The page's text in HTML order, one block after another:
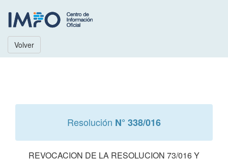
Volver
Resolución N° 338/016
REVOCACION DE LA RESOLUCION 73/016 Y